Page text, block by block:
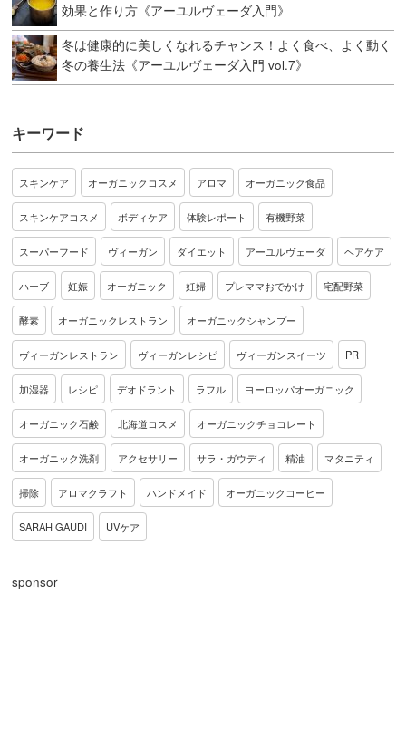
効果と作り方《アーユルヴェーダ入門》
冬は健康的に美しくなれるチャンス！よく食べ、よく動く
冬の養生法《アーユルヴェーダ入門 vol.7》
キーワード
スキンケア オーガニックコスメ アロマ オーガニック食品
スキンケアコスメ ボディケア 体験レポート 有機野菜
スーパーフード ヴィーガン ダイエット アーユルヴェーダ ヘアケア
ハーブ 妊娠 オーガニック 妊婦 プレママおでかけ 宅配野菜
酵素 オーガニックレストラン オーガニックシャンプー
ヴィーガンレストラン ヴィーガンレシピ ヴィーガンスイーツ PR
加湿器 レシピ デオドラント ラフル ヨーロッパオーガニック
オーガニック石鹸 北海道コスメ オーガニックチョコレート
オーガニック洗剤 アクセサリー サラ・ガウディ 精油 マタニティ
掃除 アロマクラフト ハンドメイド オーガニックコーヒー
SARAH GAUDI UVケア
sponsor